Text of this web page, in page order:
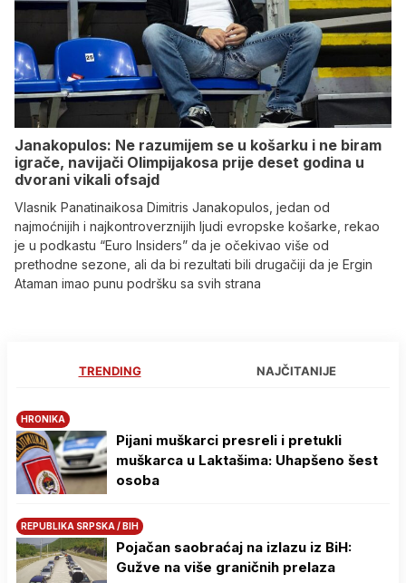
Janakopulos: Ne razumijem se u košarku i ne biram
igrače, navijači Olimpijakosa prije deset godina u
dvorani vikali ofsajd
Vlasnik Panatinaikosa Dimitris Janakopulos, jedan od
najmoćnijih i najkontroverznijih ljudi evropske košarke, rekao
je u podkastu “Euro Insiders” da je očekivao više od
prethodne sezone, ali da bi rezultati bili drugačiji da je Ergin
Ataman imao punu podršku sa svih strana
TRENDING NAJČITANIJE
HRONIKA
Pijani muškarci presreli i pretukli
muškarca u Laktašima: Uhapšeno šest
osoba
REPUBLIKA SRPSKA / BIH
Pojačan saobraćaj na izlazu iz BiH:
Gužve na više graničnih prelaza